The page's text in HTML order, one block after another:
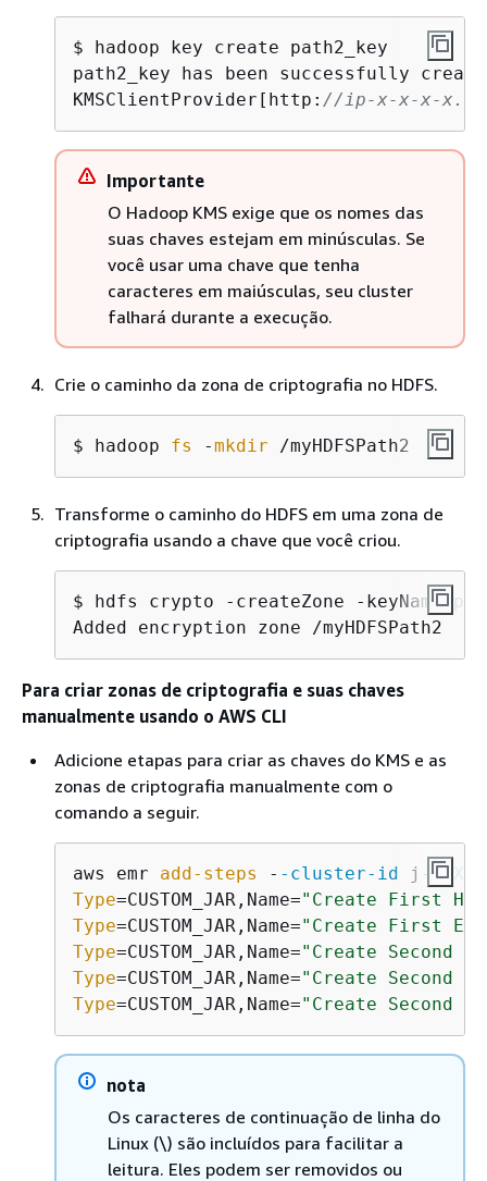
$ hadoop key create path2_key
path2_key has been successfully
KMSClientProvider[http: //ip-x-x-x-
Importante
O Hadoop KMS exige que os nomes das
suas chaves estejam em minúsculas. Se
você usar uma chave que tenha
caracteres em maiúsculas, seu cluster
falhará durante a execução.
Crie o caminho da zona de criptografia no HDFS.
$ hadoop fs -mkdir /myHDFSPath2
Transforme o caminho do HDFS em uma zona de
criptografia usando a chave que você criou.
$ hdfs crypto -createZone -keyName
Added encryption zone /myHDFSPath2
Para criar zonas de criptografia e suas chaves
manualmente usando o AWS CLI
Adicione etapas para criar as chaves do KMS e as
zonas de criptografia manualmente com o
comando a seguir.
aws emr add-steps - -cluster-id j -
Type=CUSTOM_JAR,Name="Create First
Type=CUSTOM_JAR,Name="Create First
Type=CUSTOM_JAR,Name="Create Second
Type=CUSTOM_JAR,Name="Create Second
Type=CUSTOM_JAR,Name="Create Second
nota
Os caracteres de continuação de linha do
Linux (\) são incluídos para facilitar a
leitura. Eles podem ser removidos ou